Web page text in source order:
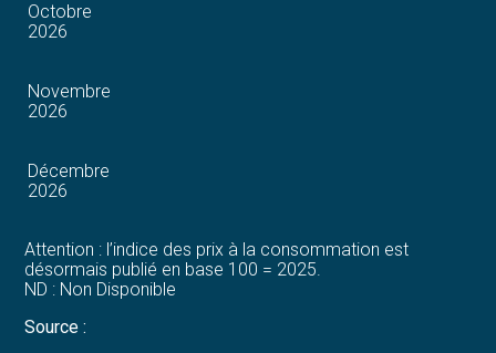
Octobre
2026
Novembre
2026
Décembre
2026
Attention : l’indice des prix à la consommation est
désormais publié en base 100 = 2025.
ND : Non Disponible
Source :